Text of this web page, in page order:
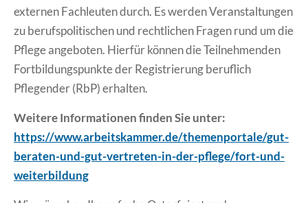
externen Fachleuten durch. Es werden Veranstaltungen
zu berufspolitischen und rechtlichen Fragen rund um die
Pflege angeboten. Hierfür können die Teilnehmenden
Fortbildungspunkte der Registrierung beruflich
Pflegender (RbP) erhalten.
Weitere Informationen finden Sie unter:
https://www.arbeitskammer.de/themenportale/gut-
beraten-und-gut-vertreten-in-der-pflege/fort-und-
weiterbildung